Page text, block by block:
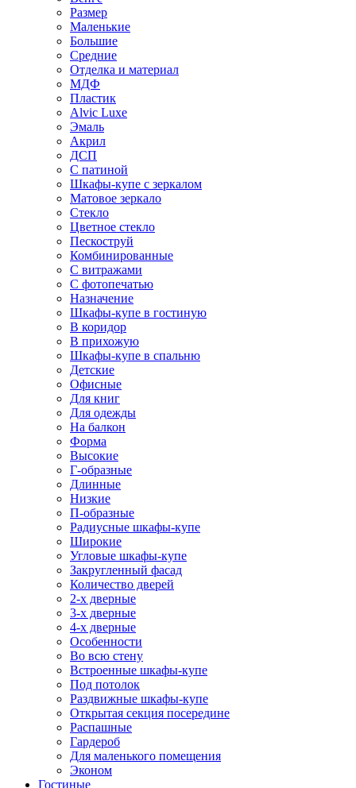
Размер
Маленькие
Большие
Средние
Отделка и материал
МДФ
Пластик
Alvic Luxe
Эмаль
Акрил
ДСП
С патиной
Шкафы-купе с зеркалом
Матовое зеркало
Стекло
Цветное стекло
Пескоструй
Комбинированные
С витражами
С фотопечатью
Назначение
Шкафы-купе в гостиную
В коридор
В прихожую
Шкафы-купе в спальню
Детские
Офисные
Для книг
Для одежды
На балкон
Форма
Высокие
Г-образные
Длинные
Низкие
П-образные
Радиусные шкафы-купе
Широкие
Угловые шкафы-купе
Закругленный фасад
Количество дверей
2-х дверные
3-х дверные
4-х дверные
Особенности
Во всю стену
Встроенные шкафы-купе
Под потолок
Раздвижные шкафы-купе
Открытая секция посередине
Распашные
Гардероб
Для маленького помещения
Эконом
Гостиные